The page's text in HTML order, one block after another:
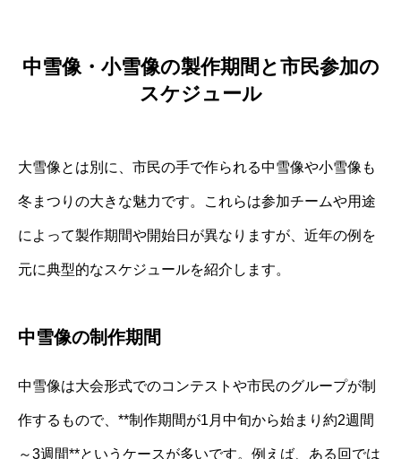
中雪像・小雪像の製作期間と市民参加の
スケジュール
大雪像とは別に、市民の手で作られる中雪像や小雪像も
冬まつりの大きな魅力です。これらは参加チームや用途
によって製作期間や開始日が異なりますが、近年の例を
元に典型的なスケジュールを紹介します。
中雪像の制作期間
中雪像は大会形式でのコンテストや市民のグループが制
作するもので、**制作期間が1月中旬から始まり約2週間
～3週間**というケースが多いです。例えば、ある回では